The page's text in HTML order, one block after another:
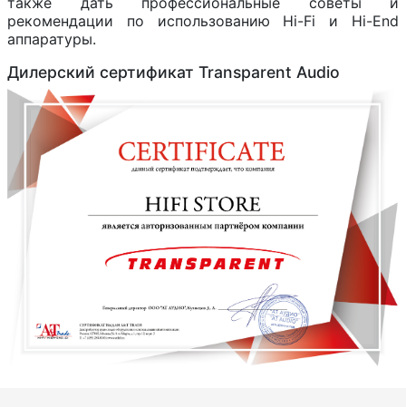
рекомендации по использованию Hi-Fi и Hi-End
аппаратуры.
Дилерский сертификат Transparent Audio